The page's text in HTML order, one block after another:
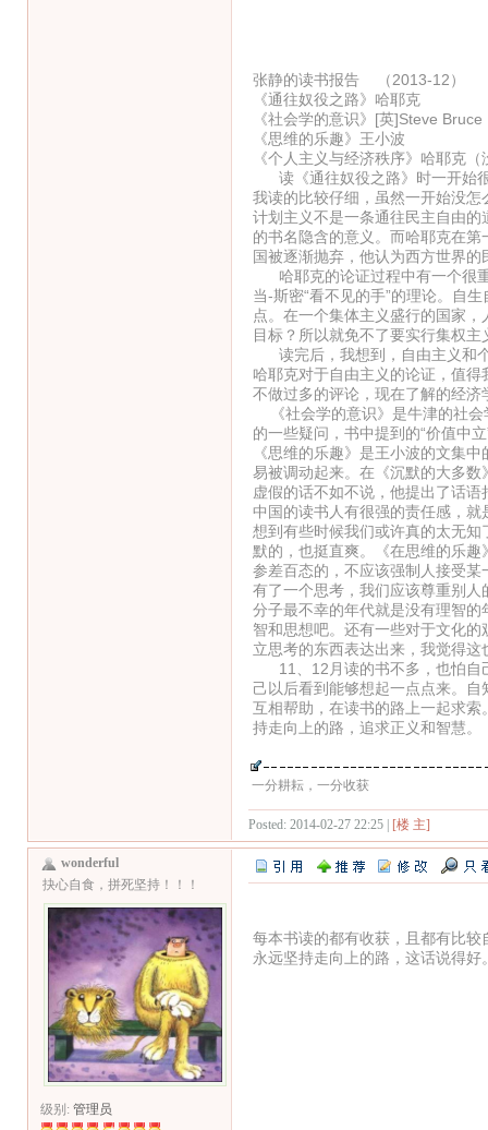
张静的读书报告 （2013-12）
《通往奴役之路》哈耶克
《社会学的意识》[英]Steve Bruce
《思维的乐趣》王小波
《个人主义与经济秩序》哈耶克（
读《通往奴役之路》时一开始很
我读的比较仔细，虽然一开始没
计划主义不是一条通往民主自由
的书名隐含的意义。而哈耶克在
国被逐渐抛弃，他认为西方世界
哈耶克的论证过程中有一个很重
当-斯密“看不见的手”的理论。自
点。在一个集体主义盛行的国家
目标？所以就免不了要实行集权
读完后，我想到，自由主义和个
哈耶克对于自由主义的论证，值
不做过多的评论，现在了解的经
《社会学的意识》是牛津的社会
的一些疑问，书中提到的“价值中
《思维的乐趣》是王小波的文集
易被调动起来。在《沉默的大多
虚假的话不如不说，他提出了话
中国的读书人有很强的责任感，
想到有些时候我们或许真的太无
默的，也挺直爽。《在思维的乐
参差百态的，不应该强制人接受
有了一个思考，我们应该尊重别
分子最不幸的年代就是没有理智
智和思想吧。还有一些对于文化
立思考的东西表达出来，我觉得这
11、12月读的书不多，也怕自
己以后看到能够想起一点点来。
互相帮助，在读书的路上一起求
持走向上的路，追求正义和智慧。
一分耕耘，一分收获
Posted: 2014-02-27 22:25 | [楼 主]
wonderful
抉心自食，拼死坚持！！！
级别: 管理员
每本书读的都有收获，且都有比较
永远坚持走向上的路，这话说得